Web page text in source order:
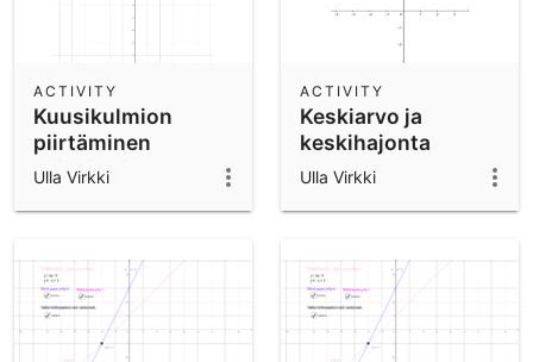
Kuusikulmion
piirtäminen
vaiheittain
ACTIVITY
Ulla Virkki
Keskiarvo ja
keskihajonta
ACTIVITY
Ulla Virkki